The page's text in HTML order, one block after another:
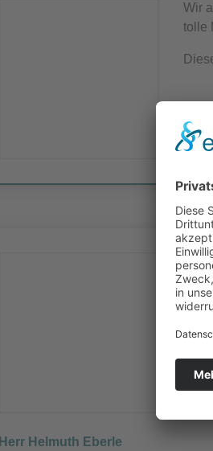
Wir
tolle
Mit
Herr Helmuth Eberle